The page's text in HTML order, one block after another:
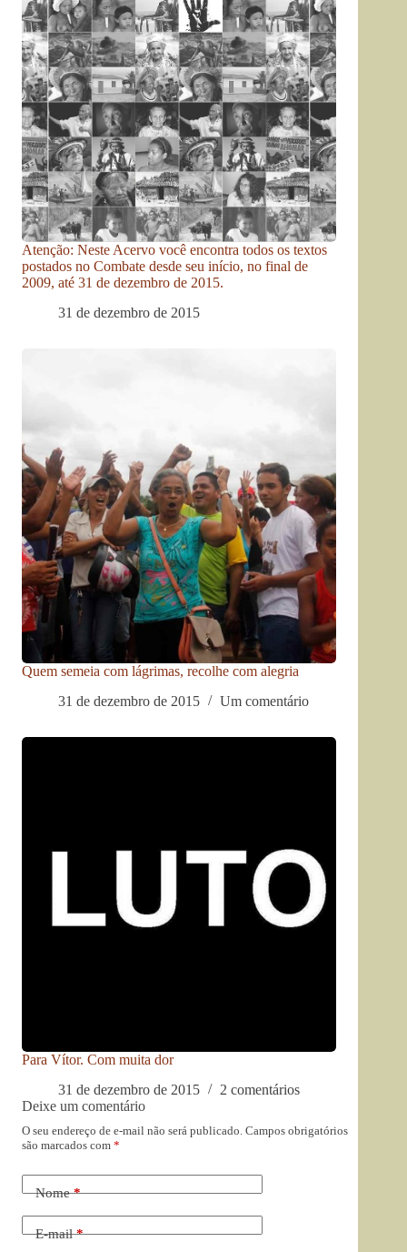
Atenção: Neste Acervo você encontra todos os textos
postados no Combate desde seu início, no final de
2009, até 31 de dezembro de 2015.
31 de dezembro de 2015
Quem semeia com lágrimas, recolhe com alegria
31 de dezembro de 2015
Um comentário
Para Vítor. Com muita dor
31 de dezembro de 2015
2 comentários
Deixe um comentário
O seu endereço de e-mail não será publicado. Campos obrigatórios
são marcados com *
Nome*
E-mail*